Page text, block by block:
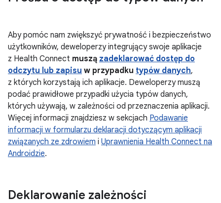
Aby pomóc nam zwiększyć prywatność i bezpieczeństwo
użytkowników, deweloperzy integrujący swoje aplikacje
z Health Connect muszą zadeklarować dostęp do
odczytu lub zapisu w przypadku typów danych,
z których korzystają ich aplikacje. Deweloperzy muszą
podać prawidłowe przypadki użycia typów danych,
których używają, w zależności od przeznaczenia aplikacji.
Więcej informacji znajdziesz w sekcjach Podawanie
informacji w formularzu deklaracji dotyczącym aplikacji
związanych ze zdrowiem i Uprawnienia Health Connect na
Androidzie.
Deklarowanie zależności